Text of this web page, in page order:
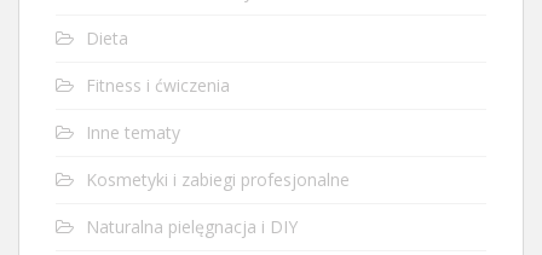
Dieta
Fitness i ćwiczenia
Inne tematy
Kosmetyki i zabiegi profesjonalne
Naturalna pielęgnacja i DIY